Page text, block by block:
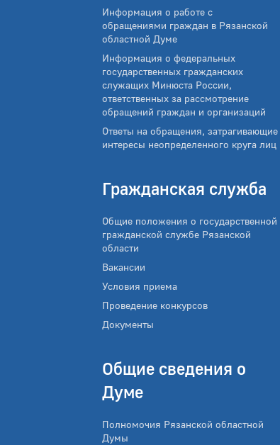
Информация о работе с
обращениями граждан в Рязанской
областной Думе
Информация о федеральных
государственных гражданских
служащих Минюста России,
ответственных за рассмотрение
обращений граждан и организаций
Ответы на обращения, затрагивающие
интересы неопределенного круга лиц
Гражданская служба
Общие положения о государственной
гражданской службе Рязанской
области
Вакансии
Условия приема
Проведение конкурсов
Документы
Общие сведения о
Думе
Полномочия Рязанской областной
Думы